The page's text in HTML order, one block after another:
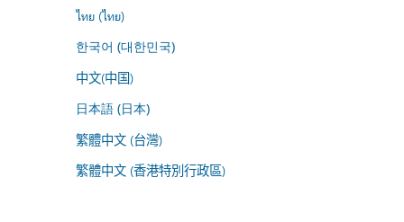
ไทย (ไทย)
한국어 (대한민국)
中文(中国)
日本語 (日本)
繁體中文 (台灣)
繁體中文 (香港特別行政區)